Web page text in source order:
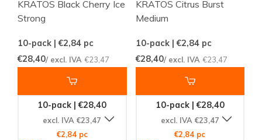
KRATOS Black Cherry Ice
Strong
10-pack | €2,84 pc
€28,40/ excl. IVA €23,47
10-pack | €28,40
excl. IVA €23,47
€2,84 pc
KRATOS Citrus Burst
Medium
10-pack | €2,84pc
€28,40/ excl. IVA €23,47
10-pack | €28,40
excl. IVA €23,47
€2,84 pc